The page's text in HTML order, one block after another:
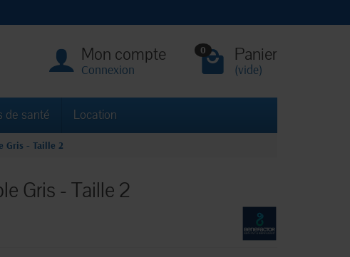
Mon compte
Connexion
0 Panier
(vide)
de santé Location
Gris - Taille 2
Gris - Taille 2